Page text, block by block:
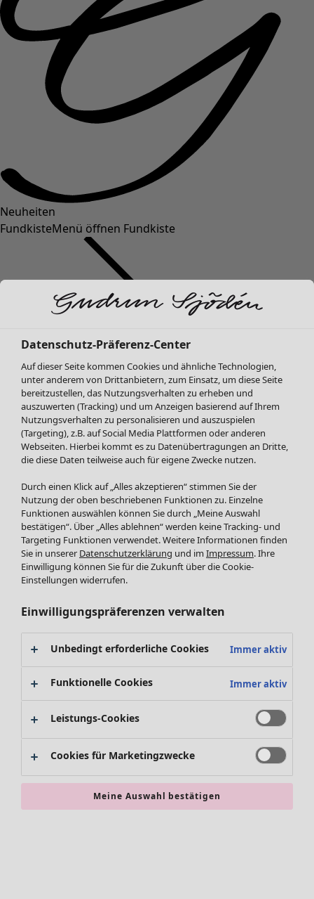
Neuheiten
FundkisteMenü öffnen Fundkiste
SALE Mode
Alle anzeigen
Kleider
Tuniken
Blusen
Pullover & Shirts
Hosen
Röcke
Jacken & Mäntel
Leggings /Strumpfhosen
Accessoires
Schuhe
Bademode
Basics
SALE Zuhause
Alle anzeigen
Teppiche
SALE Aktionen
Datenschutz-Präferenz-Center
Auf dieser Seite kommen Cookies und ähnliche Technologien,
unter anderem von Drittanbietern, zum Einsatz, um diese Seite
bereitzustellen, das Nutzungsverhalten zu erheben und
auszuwerten (Tracking) und um Anzeigen basierend auf Ihrem
Nutzungsverhalten zu personalisieren und auszuspielen
(Targeting), z.B. auf Social Media Plattformen oder anderen
Webseiten. Hierbei kommt es zu Datenübertragungen an Dritte,
die diese Daten teilweise auch für eigene Zwecke nutzen.
Durch einen Klick auf „Alles akzeptieren“ stimmen Sie der
Nutzung der oben beschriebenen Funktionen zu. Einzelne
Funktionen auswählen können Sie durch „Meine Auswahl
bestätigen“. Über „Alles ablehnen“ werden keine Tracking- und
Targeting Funktionen verwendet. Weitere Informationen finden
Sie in unserer Datenschutzerklärung und im Impressum. Ihre
Einwilligung können Sie für die Zukunft über die Cookie-
Einstellungen widerrufen.
Einwilligungspräferenzen verwalten
Unbedingt erforderliche Cookies Immer aktiv
Funktionelle Cookies Immer aktiv
Leistungs-Cookies
Cookies für Marketingzwecke
Meine Auswahl bestätigen